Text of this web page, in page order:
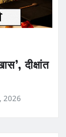
दीक्षांत
2026